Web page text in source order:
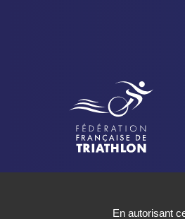
En autorisant